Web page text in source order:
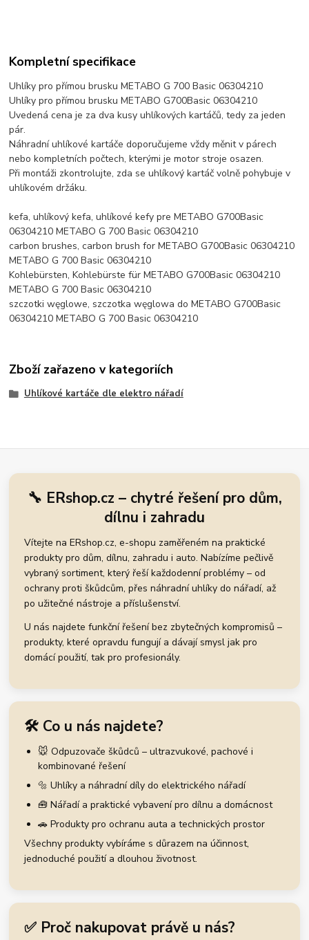
Kompletní specifikace
Uhlíky pro přímou brusku METABO G 700 Basic 06304210
Uhlíky pro přímou brusku METABO G700Basic 06304210
Uvedená cena je za dva kusy uhlíkových kartáčů, tedy za jeden
pár.
Náhradní uhlíkové kartáče doporučujeme vždy měnit v párech
nebo kompletních počtech, kterými je motor stroje osazen.
Při montáži zkontrolujte, zda se uhlíkový kartáč volně pohybuje v
uhlíkovém držáku.
kefa, uhlíkový kefa, uhlíkové kefy pre METABO G700Basic
06304210 METABO G 700 Basic 06304210
carbon brushes, carbon brush for METABO G700Basic 06304210
METABO G 700 Basic 06304210
Kohlebürsten, Kohlebürste für METABO G700Basic 06304210
METABO G 700 Basic 06304210
szczotki węglowe, szczotka węglowa do METABO G700Basic
06304210 METABO G 700 Basic 06304210
Zboží zařazeno v kategoriích
Uhlíkové kartáče dle elektro nářadí
🔧 ERshop.cz – chytré řešení pro dům,
dílnu i zahradu
Vítejte na ERshop.cz, e-shopu zaměřeném na praktické
produkty pro dům, dílnu, zahradu i auto. Nabízíme pečlivě
vybraný sortiment, který řeší každodenní problémy – od
ochrany proti škůdcům, přes náhradní uhlíky do nářadí, až
po užitečné nástroje a příslušenství.
U nás najdete funkční řešení bez zbytečných kompromisů –
produkty, které opravdu fungují a dávají smysl jak pro
domácí použití, tak pro profesionály.
🛠️ Co u nás najdete?
🐭 Odpuzovače škůdců – ultrazvukové, pachové i
kombinované řešení
🔩 Uhlíky a náhradní díly do elektrického nářadí
🧰 Nářadí a praktické vybavení pro dílnu a domácnost
🚗 Produkty pro ochranu auta a technických prostor
Všechny produkty vybíráme s důrazem na účinnost,
jednoduché použití a dlouhou životnost.
✅ Proč nakupovat právě u nás?